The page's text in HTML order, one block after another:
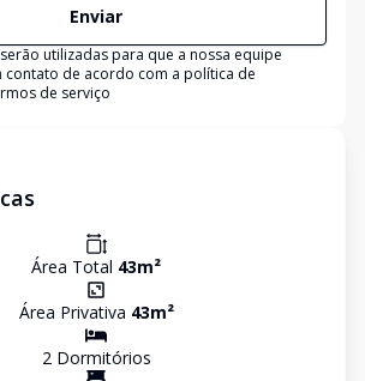
Enviar
utilizadas para que a nossa equipe
contato de acordo com a política de
de serviço
Área Total 43m²
Área Privativa 43m²
2Dormitórios